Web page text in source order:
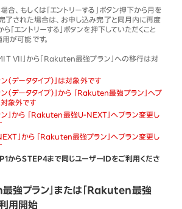
、もしくは「エントリーする」ボタン押下から月を
了された場合は、お申し込み完了と同月内に再度
「エントリーする」ボタンを押下していただくこと
が可能です。
VII」から「Rakuten最強プラン」への移行は対
（データタイプ）」は対象外です
（データタイプ）」から 「Rakuten最強プラン」へプ
象外です
」から 「Rakuten最強U-NEXT」へプラン変更し
」から 「Rakuten最強プラン」へプラン変更し
からSTEP4まで同じユーザーIDをご利用くださ
強プラン」または「Rakuten最強
用開始